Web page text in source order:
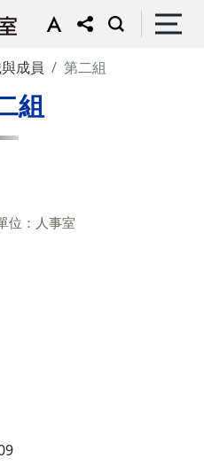
成員 第二組
組
位：人事室